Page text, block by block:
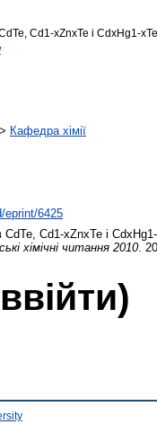
Cd1-xZnxTe і
> Кафедра хімії
eprint/6425
CdTe, Cd1-xZnxTe і
хімічні читання 2010.